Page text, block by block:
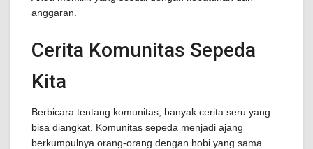
anggaran.
Cerita Komunitas Sepeda
Kita
Berbicara tentang komunitas, banyak cerita seru yang
bisa diangkat. Komunitas sepeda menjadi ajang
berkumpulnya orang-orang dengan hobi yang sama.